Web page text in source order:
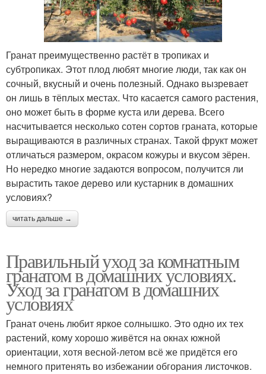
Гранат преимущественно растёт в тропиках и
субтропиках. Этот плод любят многие люди, так как он
сочный, вкусный и очень полезный. Однако вызревает
он лишь в тёплых местах. Что касается самого растения,
оно может быть в форме куста или дерева. Всего
насчитывается несколько сотен сортов граната, которые
выращиваются в различных странах. Такой фрукт может
отличаться размером, окрасом кожуры и вкусом зёрен.
Но нередко многие задаются вопросом, получится ли
вырастить такое дерево или кустарник в домашних
условиях?
читать дальше →
Правильный уход за комнатным
гранатом в домашних условиях.
Уход за гранатом в домашних
условиях
Гранат очень любит яркое солнышко. Это одно их тех
растений, кому хорошо живётся на окнах южной
ориентации, хотя весной-летом всё же придётся его
немного притенять во избежании обгорания листочков.